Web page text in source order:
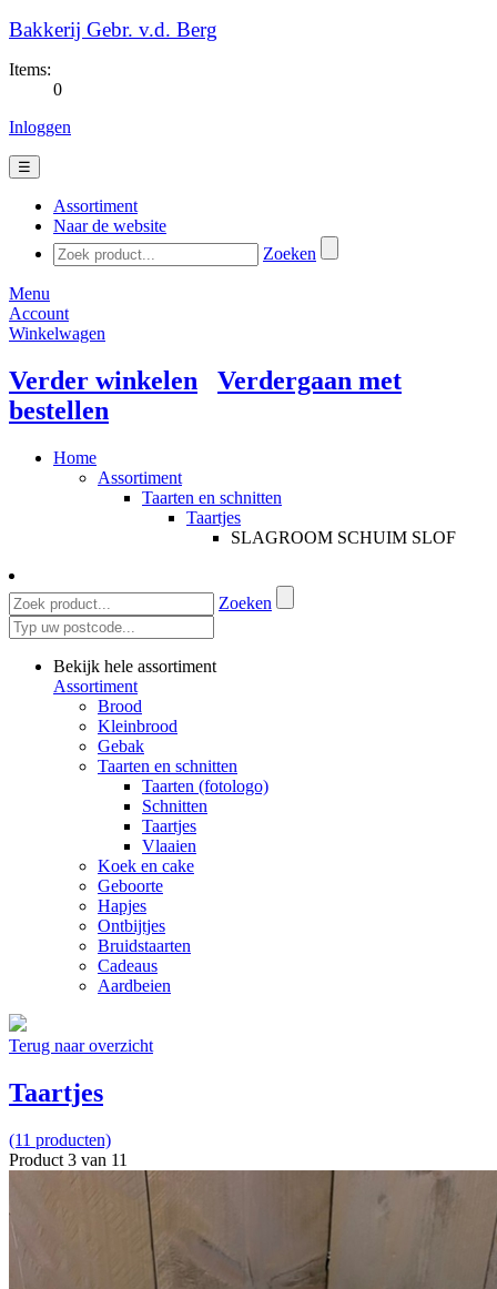
Bakkerij Gebr. v.d. Berg
Items:
0
Inloggen
☰
Assortiment
Naar de website
Zoeken
Menu
Account
Winkelwagen
Verder winkelen
Verdergaan met
bestellen
Home
Assortiment
Taarten en schnitten
Taartjes
SLAGROOM SCHUIM SLOF
Zoeken
Bekijk hele assortiment
Assortiment
Brood
Kleinbrood
Gebak
Taarten en schnitten
Taarten (fotologo)
Schnitten
Taartjes
Vlaaien
Koek en cake
Geboorte
Hapjes
Ontbijtjes
Bruidstaarten
Cadeaus
Aardbeien
Terug naar overzicht
Taartjes
(11 producten)
Product 3 van 11